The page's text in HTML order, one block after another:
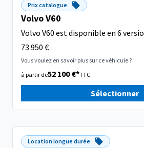
Prix catalogue
Volvo V60
Volvo V60 est disponible en 6
73 950 €
Vous voulez en savoir plus sur ce véhicule ?
à partir de52 100 €*TTC
Sélectionner
Location longue durée